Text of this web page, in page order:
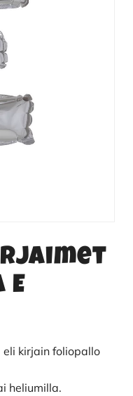
E
kirjain foliopallo
heliumilla.